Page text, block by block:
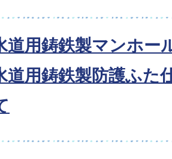
道用鋳鉄製マンホー
道用鋳鉄製防護ふた